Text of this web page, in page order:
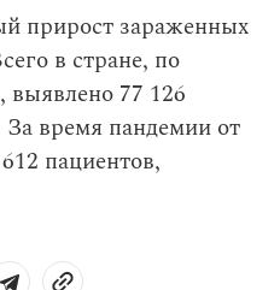
прирост зараженных
в стране, по
77 126
За время пандемии от
пациентов,